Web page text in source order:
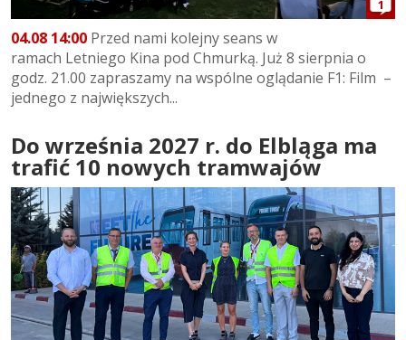
1
04.08 14:00 Przed nami kolejny seans w
ramach Letniego Kina pod Chmurką. Już 8 sierpnia o
godz. 21.00 zapraszamy na wspólne oglądanie F1: Film –
jednego z największych...
Do września 2027 r. do Elbląga ma
trafić 10 nowych tramwajów